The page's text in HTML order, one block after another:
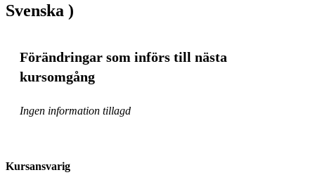
Svenska )
Förändringar som införs till nästa
kursomgång
Ingen information tillagd
Kursansvarig